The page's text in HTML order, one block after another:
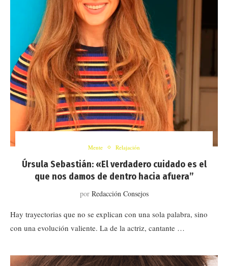
Mente Relajación
Úrsula Sebastián: «El verdadero cuidado es el
que nos damos de dentro hacia afuera”
por Redacción Consejos
Hay trayectorias que no se explican con una sola palabra, sino
con una evolución valiente. La de la actriz, cantante …